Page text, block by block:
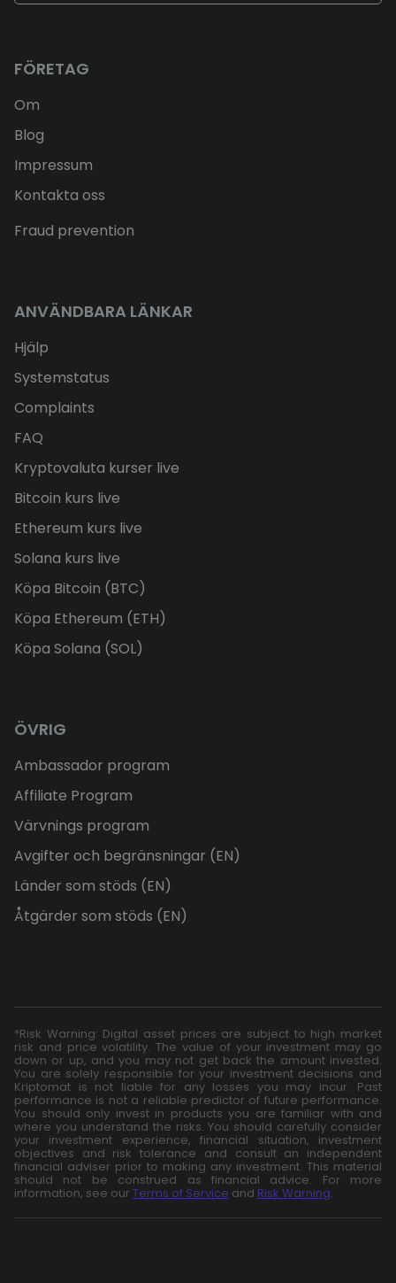
FÖRETAG
Om
Blog
Impressum
Kontakta oss
Fraud prevention
ANVÄNDBARA LÄNKAR
Hjälp
Systemstatus
Complaints
FAQ
Kryptovaluta kurser live
Bitcoin kurs live
Ethereum kurs live
Solana kurs live
Köpa Bitcoin (BTC)
Köpa Ethereum (ETH)
Köpa Solana (SOL)
ÖVRIG
Ambassador program
Affiliate Program
Värvnings program
Avgifter och begränsningar (EN)
Länder som stöds (EN)
Åtgärder som stöds (EN)
*Risk Warning: Digital asset prices are subject to high market
risk and price volatility. The value of your investment may go
down or up, and you may not get back the amount invested.
You are solely responsible for your investment decisions and
Kriptomat is not liable for any losses you may incur. Past
performance is not a reliable predictor of future performance.
You should only invest in products you are familiar with and
where you understand the risks. You should carefully consider
your investment experience, financial situation, investment
objectives and risk tolerance and consult an independent
financial adviser prior to making any investment. This material
should not be construed as financial advice. For more
information, see our Terms of Service and Risk Warning.